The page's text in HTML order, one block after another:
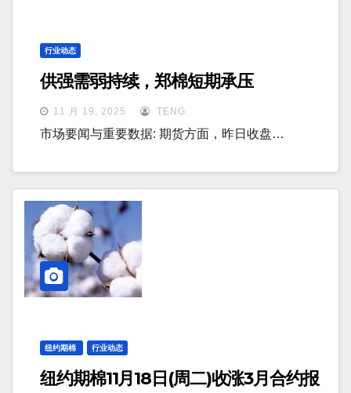
行业动态
供强需弱持续，郑棉短期承压
11 月 19, 2025 TENG
市场要闻与重要数据: 期货方面，昨日收盘…
纽约期棉 行业动态
纽约期棉11月18日(周二)收涨3月合约报